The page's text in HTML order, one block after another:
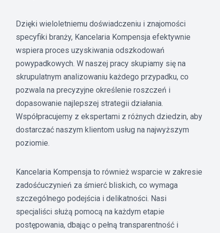
Dzięki wieloletniemu doświadczeniu i znajomości
specyfiki branży, Kancelaria Kompensja efektywnie
wspiera proces uzyskiwania odszkodowań
powypadkowych. W naszej pracy skupiamy się na
skrupulatnym analizowaniu każdego przypadku, co
pozwala na precyzyjne określenie roszczeń i
dopasowanie najlepszej strategii działania.
Współpracujemy z ekspertami z różnych dziedzin, aby
dostarczać naszym klientom usług na najwyższym
poziomie.
Kancelaria Kompensja to również wsparcie w zakresie
zadośćuczynień za śmierć bliskich, co wymaga
szczególnego podejścia i delikatności. Nasi
specjaliści służą pomocą na każdym etapie
postępowania, dbając o pełną transparentność i